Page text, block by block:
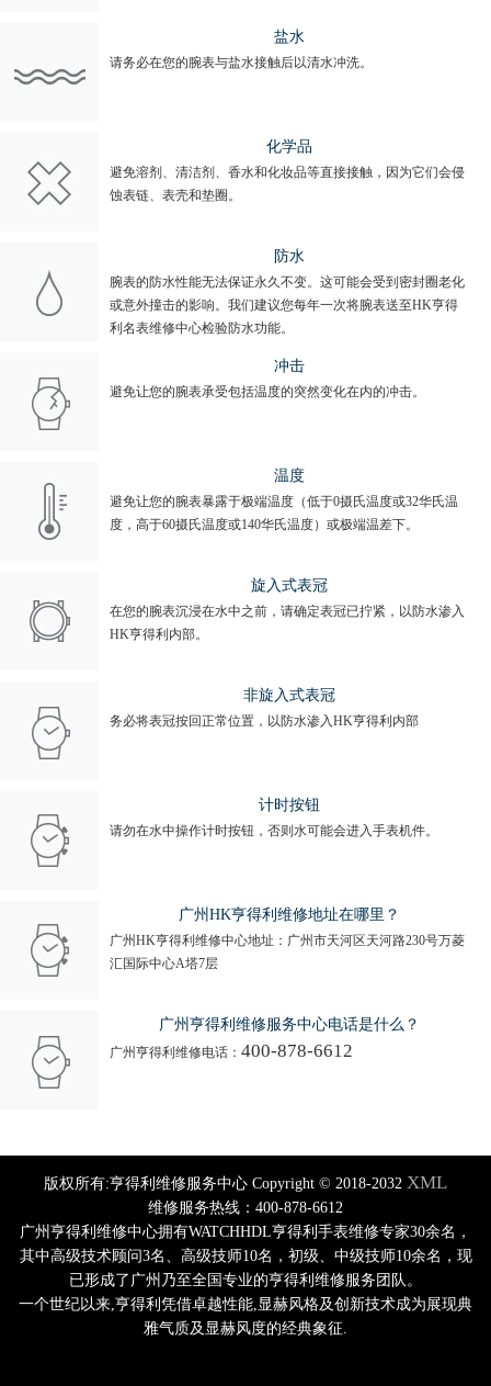
盐水
请务必在您的腕表与盐水接触后以清水冲洗。
化学品
避免溶剂、清洁剂、香水和化妆品等直接接触，因为它们会侵
蚀表链、表壳和垫圈。
防水
腕表的防水性能无法保证永久不变。这可能会受到密封圈老化
或意外撞击的影响。我们建议您每年一次将腕表送至HK亨得
利名表维修中心检验防水功能。
冲击
避免让您的腕表承受包括温度的突然变化在内的冲击。
温度
避免让您的腕表暴露于极端温度（低于0摄氏温度或32华氏温
度，高于60摄氏温度或140华氏温度）或极端温差下。
旋入式表冠
在您的腕表沉浸在水中之前，请确定表冠已拧紧，以防水渗入
HK亨得利内部。
非旋入式表冠
务必将表冠按回正常位置，以防水渗入HK亨得利内部
计时按钮
请勿在水中操作计时按钮，否则水可能会进入手表机件。
广州HK亨得利维修地址在哪里？
广州HK亨得利维修中心地址：广州市天河区天河路230号万菱
汇国际中心A塔7层
广州亨得利维修服务中心电话是什么？
广州亨得利维修电话： 400-878-6612
版权所有:亨得利维修服务中心 Copyright © 2018-2032 XML
维修服务热线：400-878-6612
广州亨得利维修中心拥有WATCHHDL亨得利手表维修专家30余名，
其中高级技术顾问3名、高级技师10名，初级、中级技师10余名，现
已形成了广州乃至全国专业的亨得利维修服务团队。
一个世纪以来,亨得利凭借卓越性能,显赫风格及创新技术成为展现典
雅气质及显赫风度的经典象征.